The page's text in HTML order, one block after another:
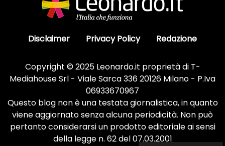
Disclaimer Privacy Policy Redazione
Copyright © 2025 Leonardo.it proprietà di T-
Mediahouse Srl - Viale Sarca 336 20126 Milano - P.Iva
06933670967
Questo blog non è una testata giornalistica, in quanto
viene aggiornato senza alcuna periodicità. Non può
pertanto considerarsi un prodotto editoriale ai sensi
della legge n. 62 del 07.03.2001